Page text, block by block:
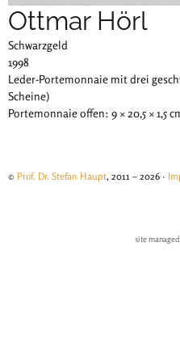
Ottmar Hörl
Schwarzgeld
1998
Leder-Portemonnaie mit drei
Scheine)
Portemonnaie offen: 9 × 20,5 × 1,5
© Prof. Dr. Stefan Haupt, 2011 – 2026 ·
site